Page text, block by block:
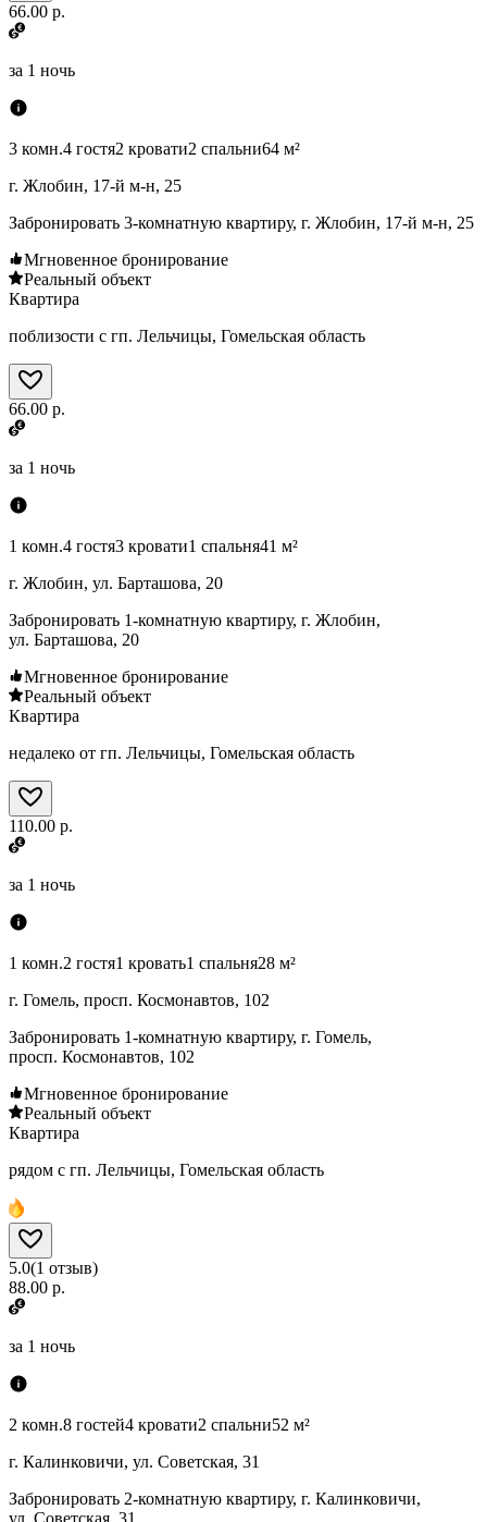
66.00 р.
за 1 ночь
3 комн.4 гостя2 кровати2 спальни64 м²
г. Жлобин, 17-й м-н, 25
Забронировать 3-комнатную квартиру, г. Жлобин, 17-й м-н, 25
Мгновенное бронирование
Реальный объект
Квартира
поблизости с гп. Лельчицы, Гомельская область
66.00 р.
за 1 ночь
1 комн.4 гостя3 кровати1 спальня41 м²
г. Жлобин, ул. Барташова, 20
Забронировать 1-комнатную квартиру, г. Жлобин,
ул. Барташова, 20
Мгновенное бронирование
Реальный объект
Квартира
недалеко от гп. Лельчицы, Гомельская область
110.00 р.
за 1 ночь
1 комн.2 гостя1 кровать1 спальня28 м²
г. Гомель, просп. Космонавтов, 102
Забронировать 1-комнатную квартиру, г. Гомель,
просп. Космонавтов, 102
Мгновенное бронирование
Реальный объект
Квартира
рядом с гп. Лельчицы, Гомельская область
5.0(1 отзыв)
88.00 р.
за 1 ночь
2 комн.8 гостей4 кровати2 спальни52 м²
г. Калинковичи, ул. Советская, 31
Забронировать 2-комнатную квартиру, г. Калинковичи,
ул. Советская, 31